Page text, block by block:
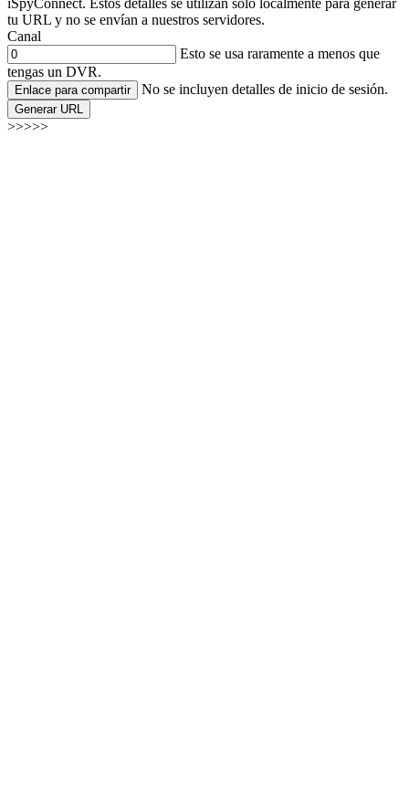
iSpyConnect. Estos detalles se utilizan solo localmente para generar
tu URL y no se envían a nuestros servidores.
Canal
Esto se usa raramente a menos que
tengas un DVR.
Enlace para compartir No se incluyen detalles de inicio de sesión.
Generar URL
>>>>>